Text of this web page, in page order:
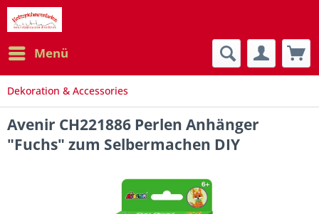
Menü
Dekoration & Accessories
Avenir CH221886 Perlen Anhänger
"Fuchs" zum Selbermachen DIY